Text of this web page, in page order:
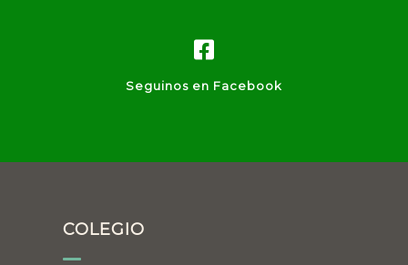
Seguinos en Facebook
COLEGIO